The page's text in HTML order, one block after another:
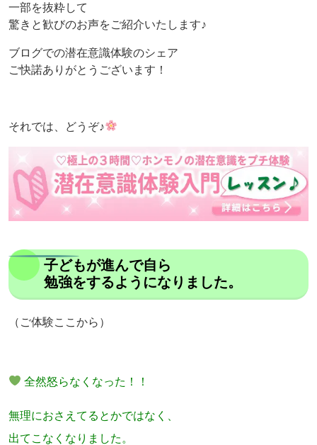
一部を抜粋して
驚きと歓びのお声をご紹介いたします♪
ブログでの潜在意識体験のシェア
ご快諾ありがとうございます！
それでは、どうぞ♪
子どもが進んで自ら
勉強をするようになりました。
（ご体験ここから）
全然怒らなくなった！！
無理におさえてるとかではなく、
出てこなくなりました。